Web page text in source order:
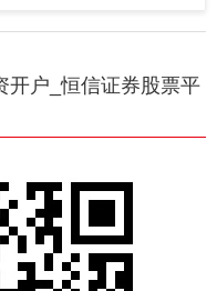
开户_恒信证券股票平